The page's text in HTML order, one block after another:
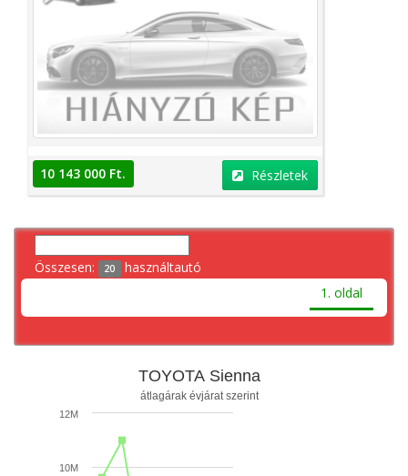
10 143 000 Ft. Részletek
Összesen: 20 használtautó
1. oldal
TOYOTA Sienna
átlagárak évjárat szerint
10M
12M